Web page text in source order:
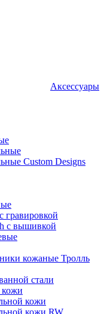
Аксессуары
Custom Designs
гравировкой
с вышивкой
кожаные Тролль
стали
кожи
кожи
кожи RW